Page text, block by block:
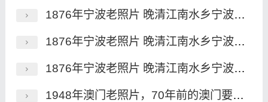
1876年宁波老照片 晚清江南水乡宁波风貌（三）
1876年宁波老照片 晚清江南水乡宁波风貌（二）
1876年宁波老照片 晚清江南水乡宁波风貌（一）
1948年澳门老照片，70年前的澳门要塞、永隆银号及街景